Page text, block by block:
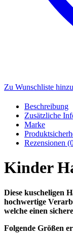
Zu Wunschliste
Beschreibung
Zusätzliche
Marke
Rezensionen
Kinder
Diese kuscheligen
hochwertige
welche einen
Folgende Größen